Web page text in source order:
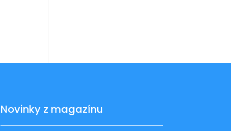
Novinky z magazínu